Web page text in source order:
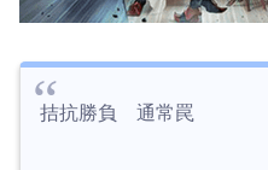
拮抗勝負 通常罠